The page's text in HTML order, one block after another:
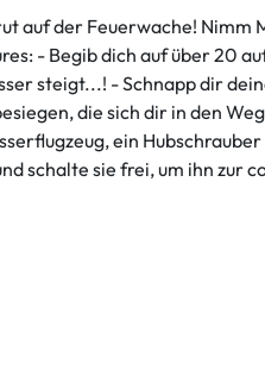
der Feuerwache! Nimm
- Begib dich auf über 20
steigt...! - Schnapp dir
die sich dir in den
ein
schalte sie frei, um ihn zur